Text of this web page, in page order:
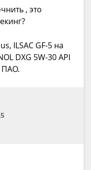
, это
ILSAC GF-5 на
DXG 5W-30 API
ПАО.